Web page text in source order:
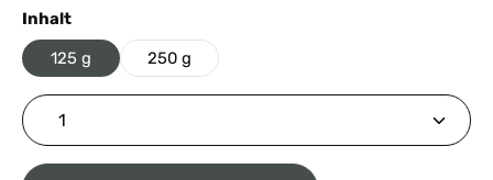
Inhaltauswählen
125 g 250 g
Produkt Anzahl: Gib den gewünschten Wert ein